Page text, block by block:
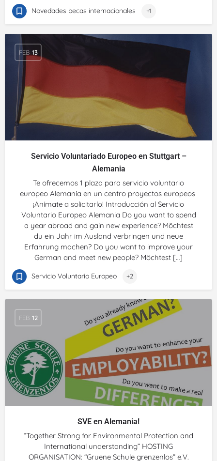
Novedades becas internacionales +1
FEB 13
Servicio Voluntariado Europeo en Stuttgart –
Alemania
Te ofrecemos 1 plaza para servicio voluntario
europeo Alemania en un centro proyectos europeos
¡Anímate a solicitarlo! Introducción al Servicio
Voluntario Europeo Alemania Do you want to spend
a year abroad and gain new experience? Möchtest
du ein Jahr im Ausland verbringen und neue
Erfahrung machen? Do you want to improve your
German and meet new people? Möchtest […]
Servicio Voluntario Europeo +2
FEB 12
SVE en Alemania!
“Together Strong for Environmental Protection and
International understanding” HOSTING
ORGANISATION: “Gruene Schule grenzenlos” e.V.